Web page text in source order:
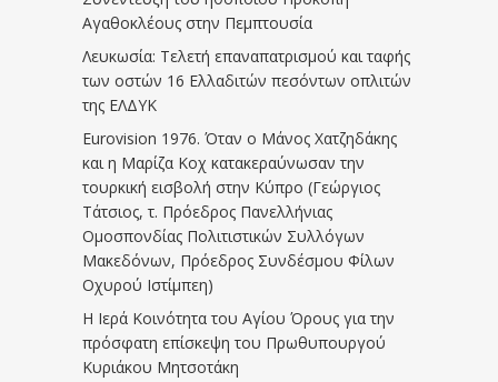
Αγαθοκλέους στην Πεμπτουσία
Λευκωσία: Τελετή επαναπατρισμού και ταφής
των οστών 16 Ελλαδιτών πεσόντων οπλιτών
της ΕΛΔΥΚ
Eurovision 1976. Όταν ο Μάνος Χατζηδάκης
και η Μαρίζα Κοχ κατακεραύνωσαν την
τουρκική εισβολή στην Κύπρο (Γεώργιος
Τάτσιος, τ. Πρόεδρος Πανελλήνιας
Ομοσπονδίας Πολιτιστικών Συλλόγων
Μακεδόνων, Πρόεδρος Συνδέσμου Φίλων
Οχυρού Ιστίμπεη)
Η Ιερά Κοινότητα του Αγίου Όρους για την
πρόσφατη επίσκεψη του Πρωθυπουργού
Κυριάκου Μητσοτάκη